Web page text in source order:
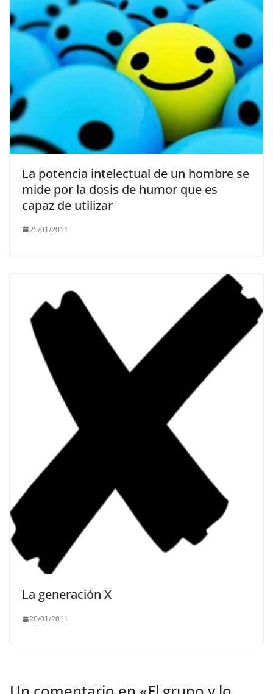
La potencia intelectual de un hombre se
mide por la dosis de humor que es
capaz de utilizar
25/01/2011
La generación X
20/01/2011